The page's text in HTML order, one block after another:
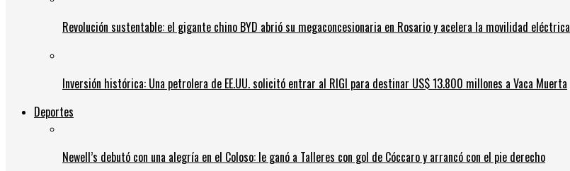
Revolución sustentable: el gigante chino BYD abrió su megaconcesionaria en Rosario y acelera la movilidad eléctrica
Inversión histórica: Una petrolera de EE.UU. solicitó entrar al RIGI para destinar US$ 13.800 millones a Vaca Muerta
Deportes
Newell’s debutó con una alegría en el Coloso: le ganó a Talleres con gol de Cóccaro y arrancó con el pie derecho